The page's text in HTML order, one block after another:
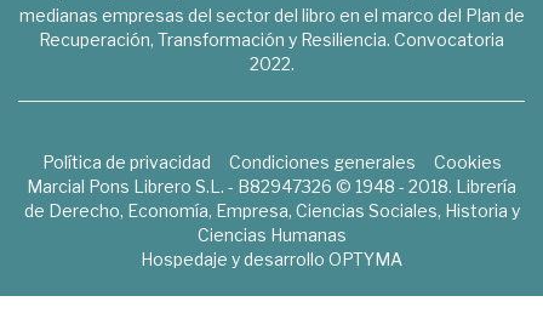
medianas empresas del sector del libro en el marco del Plan de
Recuperación, Transformación y Resiliencia. Convocatoria
2022.
Política de privacidad Condiciones generales
Cookies
Marcial Pons Librero S.L. - B82947326 © 1948 - 2018. Librería
de Derecho, Economía, Empresa, Ciencias Sociales, Historia y
Ciencias Humanas
Hospedaje y desarrollo OPTYMA